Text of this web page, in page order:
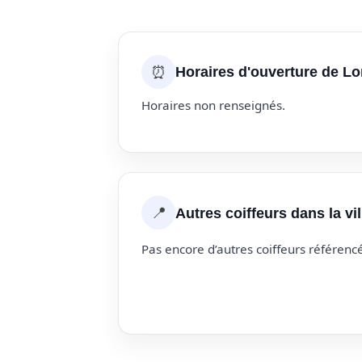
⏰ Horaires d'ouverture de
Horaires non renseignés.
📍 Autres coiffeurs dans la
Pas encore d’autres coiffeurs